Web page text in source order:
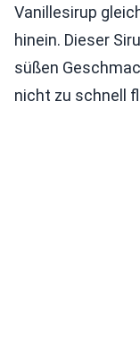
Vanillesirup
hinein. Dieser
süßen
nicht zu schnell